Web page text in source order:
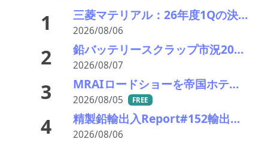
1 三菱マテリアル：26年度1Qの決算説明会を開催。業績見通しを大幅上方修正
2026/08/06
2 鉛バッテリースクラップ市況2026＃6 9月の最盛期目前ながらも続伸相場に陰り――ついに精錬所の操業も本格的な採算割れに
2026/08/07
3 MRAIロードショーを帝国ホテルで開催 「MRAI国際ビジネスサミット(IBS2026)」、日本のリサイクル企業に参加呼びかけ
2026/08/05 FREE
4 精製鉛輸出入Report#152輸出 2026年前半精製鉛・硬鉛ともに中国向け輸出急増
2026/08/06